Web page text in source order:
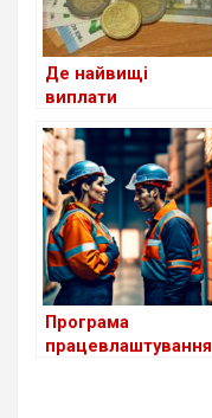
Де найвищі
виплати
біженцям серед
країн Європи?
Програма
працевлаштування